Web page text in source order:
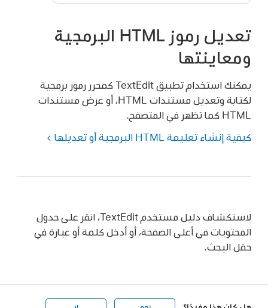
تعديل رموز HTML البرمجية
ومعاينتها
يمكنك استخدام تطبيق TextEdit كمحرر رموز برمجية
لكتابة وتعديل مستندات HTML، أو عرض مستندات
HTML كما تظهر في المتصفح.
كيفية إنشاء تعليمة HTML البرمجية أو تعديلها
لاستكشاف دليل مستخدم TextEdit، انقر على جدول
المحتويات في أعلى الصفحة، أو أدخل كلمة أو عبارة في
حقل البحث.